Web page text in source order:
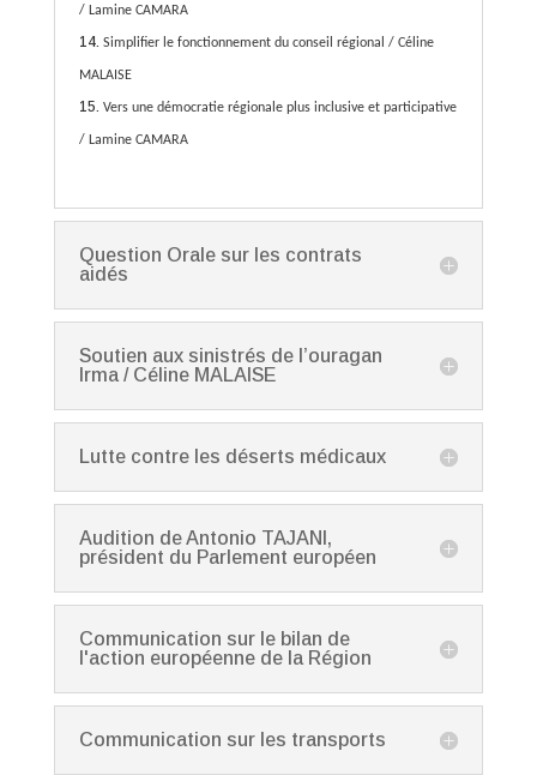
/ Lamine CAMARA
Simplifier le fonctionnement du conseil régional / Céline
MALAISE
Vers une démocratie régionale plus inclusive et participative
/ Lamine CAMARA
Question Orale sur les contrats
aidés
Soutien aux sinistrés de l’ouragan
Irma / Céline MALAISE
Lutte contre les déserts médicaux
Audition de Antonio TAJANI,
président du Parlement européen
Communication sur le bilan de
l'action européenne de la Région
Communication sur les transports